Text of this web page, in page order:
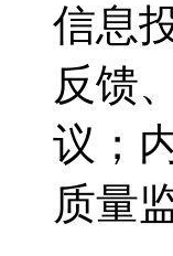
信息
反馈
议；
质量